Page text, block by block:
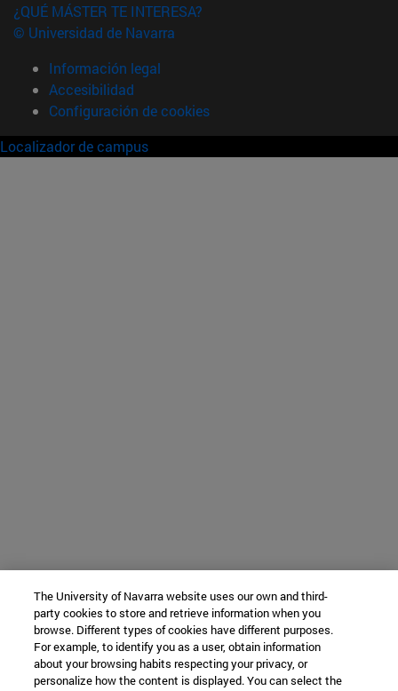
¿QUÉ MÁSTER TE INTERESA?
© Universidad de Navarra
Información legal
Accesibilidad
Configuración de cookies
Localizador de campus
The University of Navarra website uses our own and third-
party cookies to store and retrieve information when you
browse. Different types of cookies have different purposes.
For example, to identify you as a user, obtain information
about your browsing habits respecting your privacy, or
personalize how the content is displayed. You can select the